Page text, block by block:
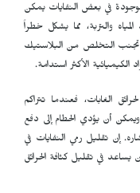
الموجودة في بعض النفايات يمكن
والتربة، مما يشكل خطراً
تجنب التخلص من البلاستيك
الأكثر استدامة.
الغابات، فعندما تتراكم
ويمكن أن يؤدي الحطام إلى دفع
إن تقليل رمي النفايات في
في تقليل كثافة الحرائق